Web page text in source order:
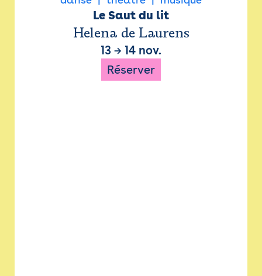
Le Saut du lit
Helena de Laurens
13 → 14 nov.
Réserver